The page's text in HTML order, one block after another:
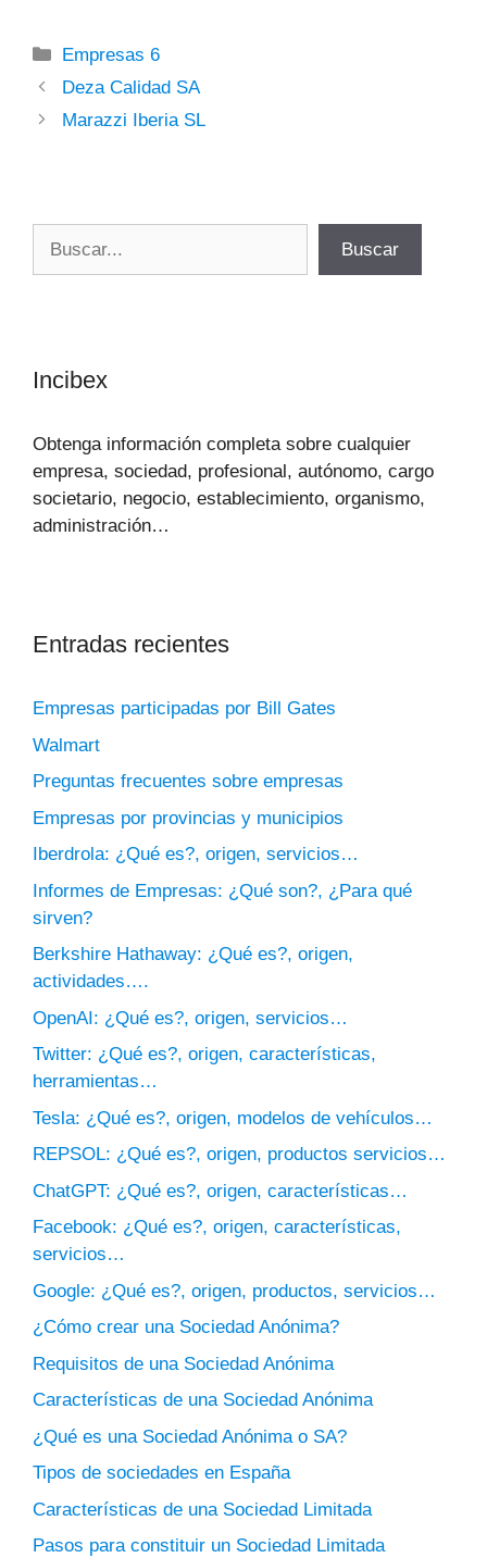
Categorías
Empresas 6
Deza Calidad SA
Marazzi Iberia SL
Buscar
Incibex
Obtenga información completa sobre cualquier
empresa, sociedad, profesional, autónomo, cargo
societario, negocio, establecimiento, organismo,
administración…
Entradas recientes
Empresas participadas por Bill Gates
Walmart
Preguntas frecuentes sobre empresas
Empresas por provincias y municipios
Iberdrola: ¿Qué es?, origen, servicios…
Informes de Empresas: ¿Qué son?, ¿Para qué
sirven?
Berkshire Hathaway: ¿Qué es?, origen,
actividades….
OpenAI: ¿Qué es?, origen, servicios…
Twitter: ¿Qué es?, origen, características,
herramientas…
Tesla: ¿Qué es?, origen, modelos de vehículos…
REPSOL: ¿Qué es?, origen, productos servicios…
ChatGPT: ¿Qué es?, origen, características…
Facebook: ¿Qué es?, origen, características,
servicios…
Google: ¿Qué es?, origen, productos, servicios…
¿Cómo crear una Sociedad Anónima?
Requisitos de una Sociedad Anónima
Características de una Sociedad Anónima
¿Qué es una Sociedad Anónima o SA?
Tipos de sociedades en España
Características de una Sociedad Limitada
Pasos para constituir un Sociedad Limitada